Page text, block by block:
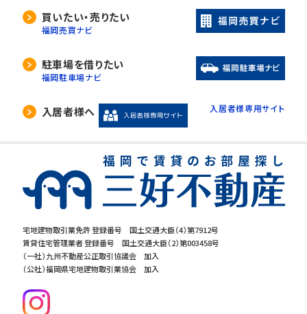
当社は、利用目的の達成に必要な範囲内におい
て、個人情報の取扱いの全部又は一部を委託す
委託先の選定には厳正な基準を設け、委託先と
の間で必要な契約を締結し、適切な管理･監査を
5. 開示等の請求について
「開示」「訂正・追加・削除」「利用の停止・消去・提
供の拒否」の請求に応じております。ご請求され
る方は、当社「個人情報お客様相談窓口」までお
問合せください。
6.個人情報を提供する事の任意性につ
いて
当社の要求する個人情報を提供するか否かは、
お客様の任意でございます。
宅地建物取引業免許 登録番号 国土交通大臣（4）第7912号
賃貸住宅管理業者 登録番号 国土交通大臣（2）第003458号
（一社）九州不動産公正取引協議会 加入
（公社）福岡県宅地建物取引業協会 加入
買いたい・売りたい
福岡売買ナビ
駐車場を借りたい
福岡駐車場ナビ
入居者様へ 入居者様専用サイト